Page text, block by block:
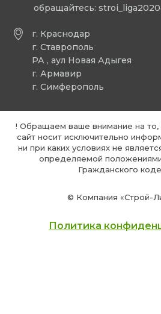
г. Краснодар
г. Ставрополь
РА , аул Новая Адыгея
г. Армавир
г. Симферополь
обращайтесь:
© Компания «Строй-
! Обращаем ваше внимание на то,
сайт носит исключительно
ни при каких условиях не
определяемой положениями
Гражданского
Политика